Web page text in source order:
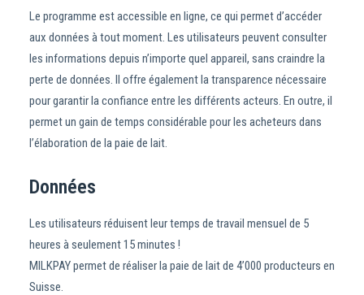
Le programme est accessible en ligne, ce qui permet d’accéder
aux données à tout moment. Les utilisateurs peuvent consulter
les informations depuis n’importe quel appareil, sans craindre la
perte de données. Il offre également la transparence nécessaire
pour garantir la confiance entre les différents acteurs. En outre, il
permet un gain de temps considérable pour les acheteurs dans
l’élaboration de la paie de lait.
Données
Les utilisateurs réduisent leur temps de travail mensuel de 5
heures à seulement 15 minutes !
MILKPAY permet de réaliser la paie de lait de 4’000 producteurs en
Suisse.